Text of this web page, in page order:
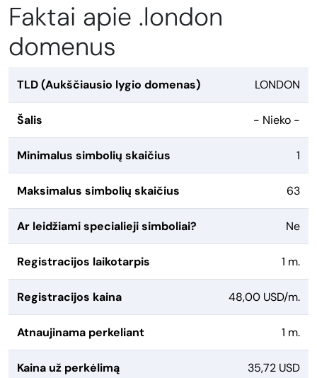
Faktai apie .london
domenus
TLD (Aukščiausio lygio domenas) LONDON
Šalis - Nieko -
Minimalus simbolių skaičius 1
Maksimalus simbolių skaičius 63
Ar leidžiami specialieji simboliai? Ne
Registracijos laikotarpis 1 m.
Registracijos kaina 48,00 USD/m.
Atnaujinama perkeliant 1 m.
Kaina už perkėlimą 35,72 USD